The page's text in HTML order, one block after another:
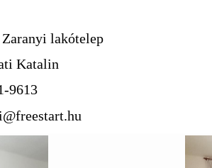
lakótelep
Katalin
9613